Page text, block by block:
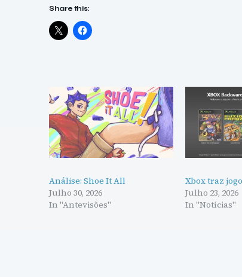
Share this:
Análise: Shoe It All
Julho 30, 2026
In "Antevisões"
Xbox traz
Julho 23, 2026
In "Notícias"